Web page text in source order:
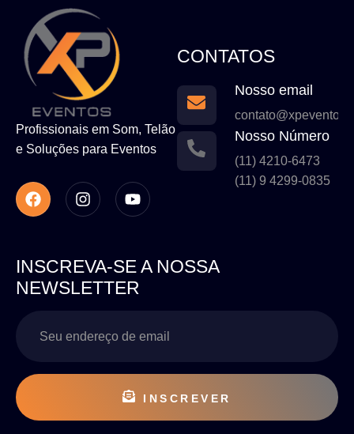
Profissionais em Som, Telão
e Soluções para Eventos
CONTATOS
Nosso email
Nosso Número
(11) 4210-6473
(11) 9 4299-0835
INSCREVA-SE A NOSSA
NEWSLETTER
INSCREVER